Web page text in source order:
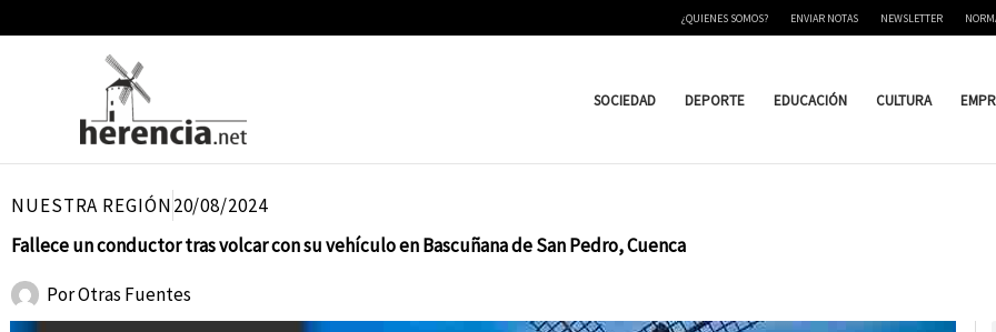
¿QUIENES SOMOS? ENVIAR NOTAS NEWSLETTER
SOCIEDAD DEPORTE EDUCACIÓN CULTURA
NUESTRA REGIÓN20/08/2024
Fallece un conductor tras volcar con su vehículo en Bascuñana de San Pedro, Cuenca
PorOtras Fuentes